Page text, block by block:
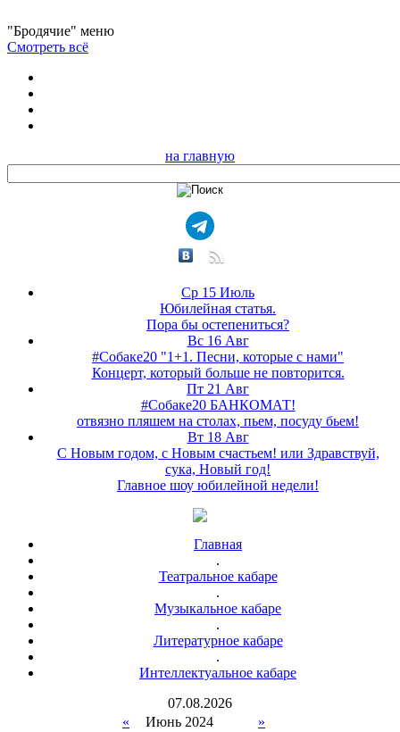
"Бродячие" меню
Смотреть всё
на главную
Ср 15 Июль
Юбилейная статья.
Пора бы остепениться?
Вс 16 Авг
#Собаке20 "1+1. Песни, которые с нами"
Концерт, который больше не повторится.
Пт 21 Авг
#Собаке20 БАНКОМАТ!
отвязно пляшем на столах, пьем, посуду бьем!
Вт 18 Авг
С Новым годом, с Новым счастьем! или Здравствуй,
сука, Новый год!
Главное шоу юбилейной недели!
Главная
.
Театральное кабаре
.
Музыкальное кабаре
.
Литературное кабаре
.
Интеллектуальное кабаре
07.08.2026
«
Июнь 2024
»